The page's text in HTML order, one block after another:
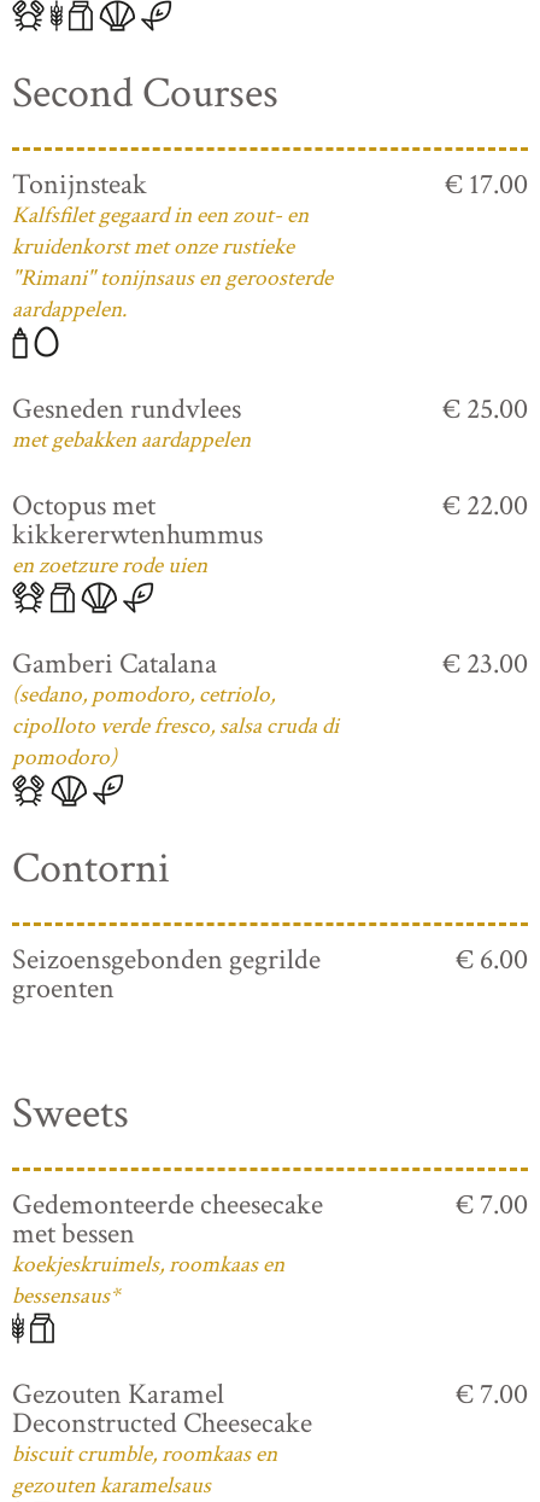
Second Courses
Tonijnsteak
Kalfsfilet gegaard in een zout- en
kruidenkorst met onze rustieke
"Rimani" tonijnsaus en geroosterde
aardappelen.
€ 17.00
Gesneden rundvlees
met gebakken aardappelen
€ 25.00
Octopus met
kikkererwtenhummus
en zoetzure rode uien
€ 22.00
Gamberi Catalana
(sedano, pomodoro, cetriolo,
cipolloto verde fresco, salsa cruda di
pomodoro)
€ 23.00
Contorni
Seizoensgebonden gegrilde
groenten
€ 6.00
Sweets
Gedemonteerde cheesecake
met bessen
koekjeskruimels, roomkaas en
bessensaus*
€ 7.00
Gezouten Karamel
Deconstructed Cheesecake
biscuit crumble, roomkaas en
gezouten karamelsaus
€ 7.00